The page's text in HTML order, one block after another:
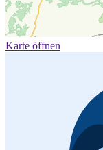
Karte öffnen